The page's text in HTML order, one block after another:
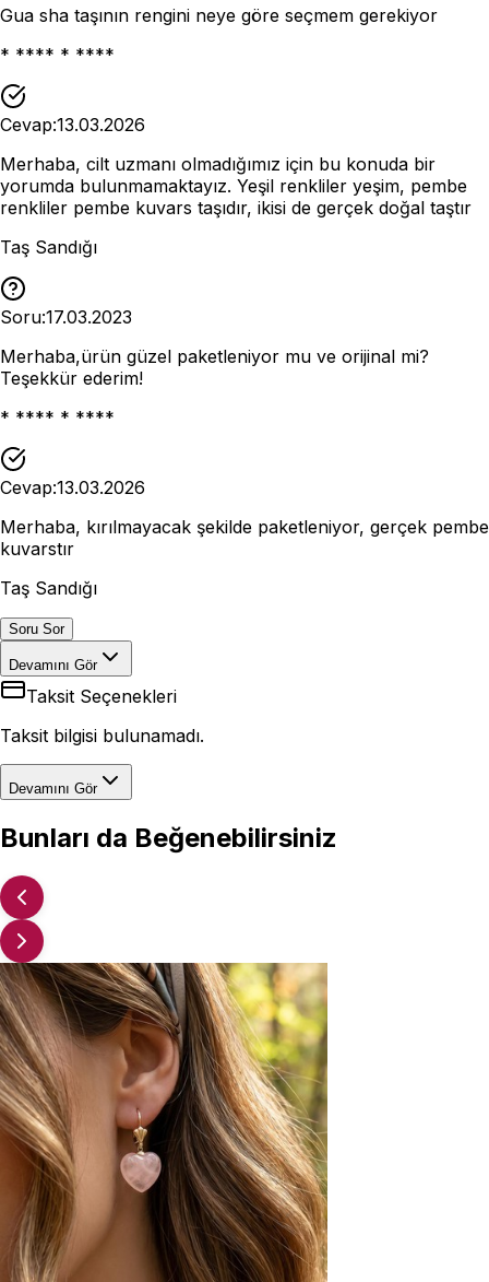
Gua sha taşının rengini neye göre seçmem gerekiyor
* **** * ****
Cevap:13.03.2026
Merhaba, cilt uzmanı olmadığımız için bu konuda bir
yorumda bulunmamaktayız. Yeşil renkliler yeşim, pembe
renkliler pembe kuvars taşıdır, ikisi de gerçek doğal taştır
Taş Sandığı
Soru:17.03.2023
Merhaba,ürün güzel paketleniyor mu ve orijinal mi?
Teşekkür ederim!
* **** * ****
Cevap:13.03.2026
Merhaba, kırılmayacak şekilde paketleniyor, gerçek pembe
kuvarstır
Taş Sandığı
Soru Sor
Devamını Gör
Taksit Seçenekleri
Taksit bilgisi bulunamadı.
Devamını Gör
Bunları da Beğenebilirsiniz